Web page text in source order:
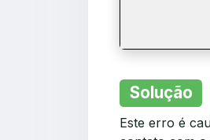
Solução
Este erro é